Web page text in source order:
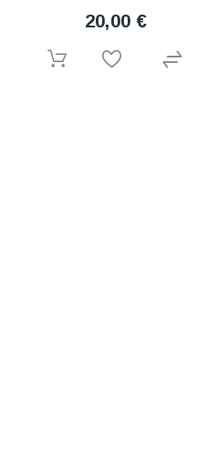
20,00 €